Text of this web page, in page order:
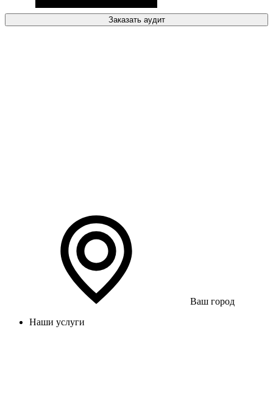
Заказать аудит
Ваш город
Наши услуги